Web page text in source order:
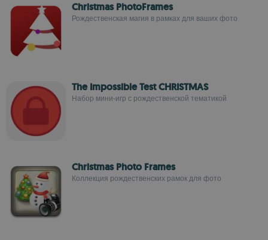
Christmas PhotoFrames
Рождественская магия в рамках для ваших фото
The Impossible Test CHRISTMAS
Набор мини-игр с рождественской тематикой
Christmas Photo Frames
Коллекция рождественских рамок для фото